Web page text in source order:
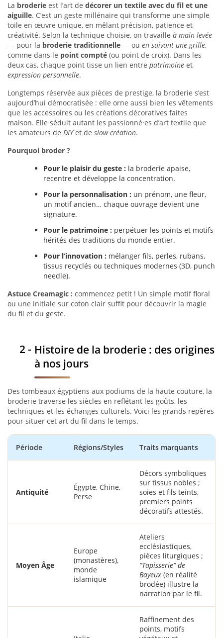
La broderie est l’art de décorer un textile avec du fil et une
aiguille. C’est un geste millénaire qui transforme une simple
toile en œuvre unique, en mêlant précision, patience et
créativité. Selon la technique choisie, on travaille à main levée
— pour la broderie traditionnelle — ou en suivant une grille,
comme dans le point compté (ou point de croix). Dans les
deux cas, chaque point tisse un lien entre patrimoine et
expression personnelle.
Longtemps réservée aux pièces de prestige, la broderie s’est
aujourd’hui démocratisée : elle orne aussi bien les vêtements
que les accessoires ou les créations décoratives faites
maison. Elle séduit autant les passionné·es d’art textile que
les amateurs de DIYet de slow création.
Pourquoi broder ?
Pour le plaisir du geste : la broderie apaise,
recentre et développe la concentration.
Pour la personnalisation : un prénom, une fleur,
un motif ancien… chaque ouvrage devient une
signature.
Pour le patrimoine : perpétuer les points et motifs
hérités des traditions du monde entier.
Pour l’innovation : mélanger fils, perles, rubans,
tissus recyclés ou techniques modernes (3D, punch
needle).
Astuce Creamagic : commencez petit ! Un simple motif floral
ou une initiale sur coton clair suffit pour découvrir la magie
du fil et du geste.
Histoire de la broderie : des origines
à nos jours
Des tombeaux égyptiens aux podiums de la haute couture, la
broderie traverse les siècles en reflétant les goûts, les
techniques et les échanges culturels. Voici les grands repères
pour situer cet art du fil dans le temps.
Période Régions/Styles Traits marquants
Antiquité
Égypte, Chine,
Perse
Décors symboliques
sur tissus nobles ;
soies et fils teints,
premiers points
décoratifs attestés.
Moyen Âge
Europe
(monastères),
monde
islamique
Ateliers
ecclésiastiques,
pièces liturgiques ;
“Tapisserie” de
Bayeux (en réalité
brodée) illustre la
narration par le fil.
Raffinement des
points, motifs